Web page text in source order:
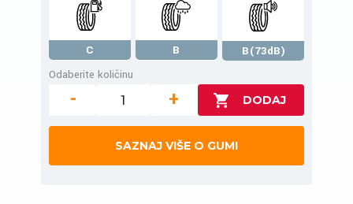
C B
B(73dB)
Odaberite količinu
- +
SAZNAJ VIŠE O GUMI